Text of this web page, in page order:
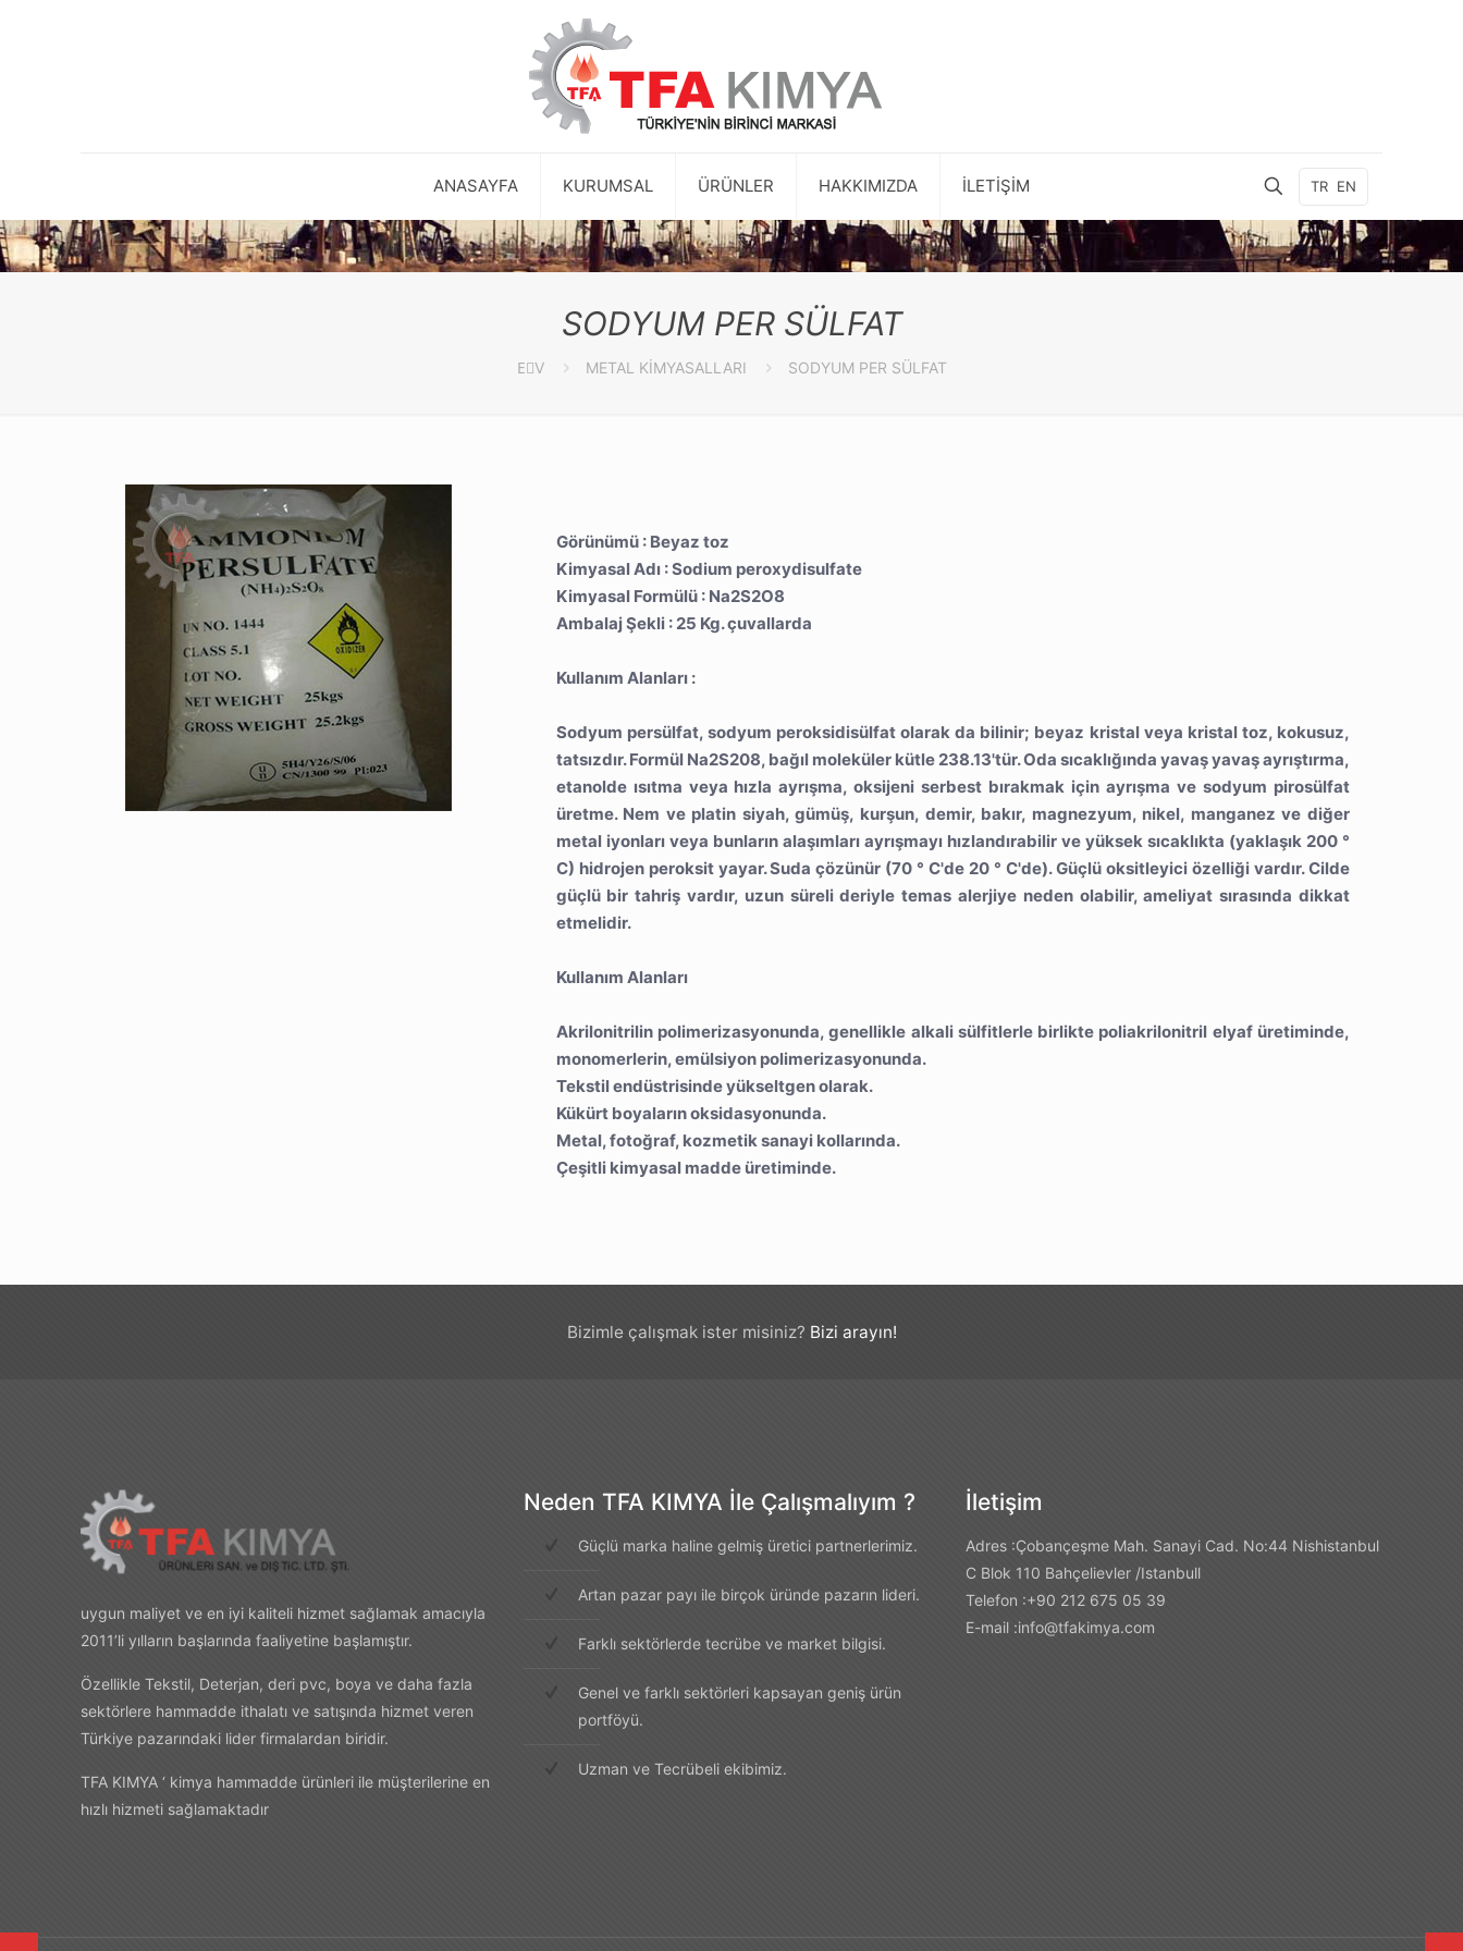
ANASAYFA KURUMSAL ÜRÜNLER HAKKIMIZDA İLETİŞİM TR EN
SODYUM PER SÜLFAT
EٰV METAL KİMYASALLARI SODYUM PER SÜLFAT
Görünümü : Beyaz toz
Kimyasal Adı : Sodium peroxydisulfate
Kimyasal Formülü : Na2S2O8
Ambalaj Şekli : 25 Kg. çuvallarda
Kullanım Alanları :
Sodyum persülfat, sodyum peroksidisülfat olarak da bilinir; beyaz kristal veya kristal toz, kokusuz,
tatsızdır. Formül Na2S208, bağıl moleküler kütle 238.13'tür. Oda sıcaklığında yavaş yavaş ayrıştırma,
etanolde ısıtma veya hızla ayrışma, oksijeni serbest bırakmak için ayrışma ve sodyum pirosülfat
üretme. Nem ve platin siyah, gümüş, kurşun, demir, bakır, magnezyum, nikel, manganez ve diğer
metal iyonları veya bunların alaşımları ayrışmayı hızlandırabilir ve yüksek sıcaklıkta (yaklaşık 200 °
C) hidrojen peroksit yayar. Suda çözünür (70 ° C'de 20 ° C'de). Güçlü oksitleyici özelliği vardır. Cilde
güçlü bir tahriş vardır, uzun süreli deriyle temas alerjiye neden olabilir, ameliyat sırasında dikkat
etmelidir.
Kullanım Alanları
Akrilonitrilin polimerizasyonunda, genellikle alkali sülfitlerle birlikte poliakrilonitril elyaf üretiminde,
monomerlerin, emülsiyon polimerizasyonunda.
Tekstil endüstrisinde yükseltgen olarak.
Kükürt boyaların oksidasyonunda.
Metal, fotoğraf, kozmetik sanayi kollarında.
Çeşitli kimyasal madde üretiminde.
Bizimle çalışmak ister misiniz? Bizi arayın!
uygun maliyet ve en iyi kaliteli hizmet sağlamak amacıyla
2011’li yılların başlarında faaliyetine başlamıştır.
Özellikle Tekstil, Deterjan, deri pvc, boya ve daha fazla
sektörlere hammadde ithalatı ve satışında hizmet veren
Türkiye pazarındaki lider firmalardan biridir.
TFA KIMYA ‘ kimya hammadde ürünleri ile müşterilerine en
hızlı hizmeti sağlamaktadır
Neden TFA KIMYA İle Çalışmalıyım ?
Güçlü marka haline gelmiş üretici partnerlerimiz.
Artan pazar payı ile birçok üründe pazarın lideri.
Farklı sektörlerde tecrübe ve market bilgisi.
Genel ve farklı sektörleri kapsayan geniş ürün
portföyü.
Uzman ve Tecrübeli ekibimiz.
İletişim
Adres :Çobançeşme Mah. Sanayi Cad. No:44 Nishistanbul
C Blok 110 Bahçelievler /Istanbull
Telefon :+90 212 675 05 39
E-mail :info@tfakimya.com